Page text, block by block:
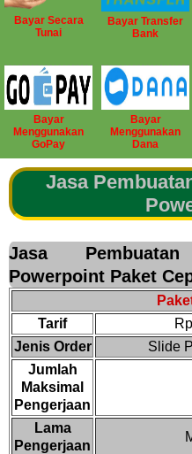
Bayar Secara
Tunai
Bayar Transfer
Bank
Bayar
Menggunakan
GoPay
Bayar
Menggunakan
Dana
Jasa
Jasa
Powerpoint Paket
Tarif
Jenis Order
Slide
Jumlah
Maksimal
Pengerjaan
Lama
Pengerjaan